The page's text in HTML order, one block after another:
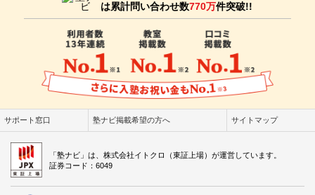
は累計問い合わせ数770万件突破!!
サポート窓口 塾ナビ掲載希望の方へ サイトマップ
「塾ナビ」は、株式会社イトクロ（東証上場）が運営しています。
証券コード：6049